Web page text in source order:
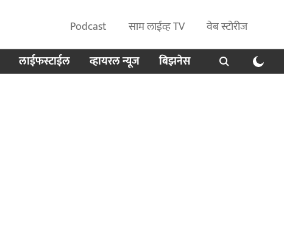
Podcast साम लाईव्ह TV
वेब स्टोरीज
लाईफस्टाईल व्हायरल न्यूज बिझनेस